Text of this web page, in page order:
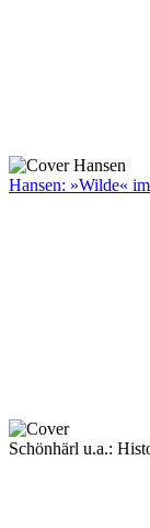
Hansen: »Wilde«
Schönhärl u.a.: